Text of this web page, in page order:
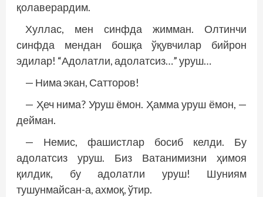
қолаверардим.
Хуллас, мен синфда жимман. Олтинчи
синфда мендан бошқа ўқувчилар бийрон
эдилар! “Адолатли, адолатсиз…” уруш…
— Нима экан, Сатторов!
— Ҳеч нима? Уруш ёмон. Ҳамма уруш ёмон, —
дейман.
— Немис, фашистлар босиб келди. Бу
адолатсиз уруш. Биз Ватанимизни ҳимоя
қилдик, бу адолатли уруш! Шуниям
тушунмайсан-а, ахмоқ, ўтир.